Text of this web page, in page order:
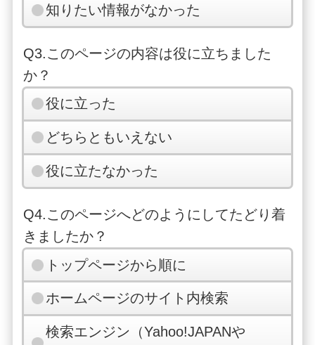
知りたい情報がなかった
Q3.このページの内容は役に立ちました
か？
役に立った
どちらともいえない
役に立たなかった
Q4.このページへどのようにしてたどり着
きましたか？
トップページから順に
ホームページのサイト内検索
検索エンジン（Yahoo!JAPANや